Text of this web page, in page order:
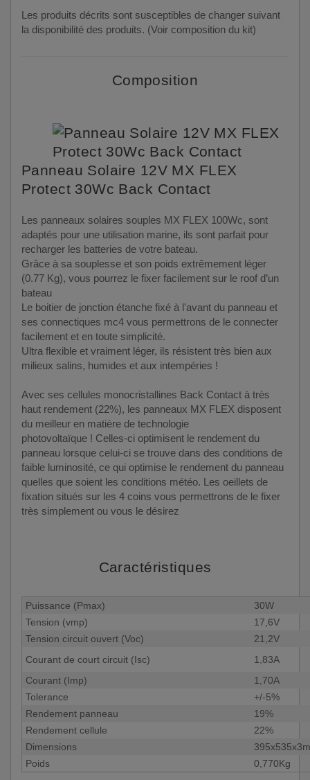
Les produits décrits sont susceptibles de changer suivant
la disponibilité des produits. (Voir composition du kit)
Composition
Panneau Solaire 12V MX FLEX
Protect 30Wc Back Contact
Les panneaux solaires souples MX FLEX 100Wc, sont
adaptés pour une utilisation marine, ils sont parfait pour
recharger les batteries de votre bateau.
Grâce à sa souplesse et son poids extrêmement léger
(0.77 Kg), vous pourrez le fixer facilement sur le roof d’un
bateau
Le boitier de jonction étanche fixé à l'avant du panneau et
ses connectiques mc4 vous permettrons de le connecter
facilement et en toute simplicité.
Ultra flexible et vraiment léger, ils résistent très bien aux
milieux salins, humides et aux intempéries !
Avec ses cellules monocristallines Back Contact à très
haut rendement (22%), les panneaux MX FLEX disposent
du meilleur en matière de technologie
photovoltaïque ! Celles-ci optimisent le rendement du
panneau lorsque celui-ci se trouve dans des conditions de
faible luminosité, ce qui optimise le rendement du panneau
quelles que soient les conditions météo. Les oeillets de
fixation situés sur les 4 coins vous permettrons de le fixer
très simplement ou vous le désirez
Caractéristiques
Puissance (Pmax)
30W
Tension (vmp)
17,6V
Tension circuit ouvert (Voc)
21,2V
Courant de court circuit (Isc)
1,83A
Courant (Imp)
1,70A
Tolerance
+/-5%
Rendement panneau
19%
Rendement cellule
22%
Dimensions
Poids
0,770Kg